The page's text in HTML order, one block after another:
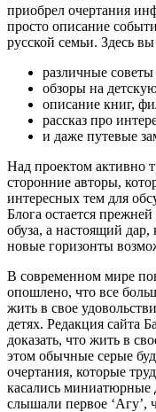
приобрел очертания
просто описание
русской семьи. Здесь вы
различные
обзоры на
описание книг,
рассказ про
и даже путевые
Над проектом активно
сторонние авторы,
интересных тем для
Блога остается
обуза, а настоящий
новые горизонты
В современном мире
опошлено, что все
жить в свое
детях. Редакция сайта
доказать, что жить в
этом обычные серые
очертания, которые
касались миниатюрные
слышали первое ‘Агу’,